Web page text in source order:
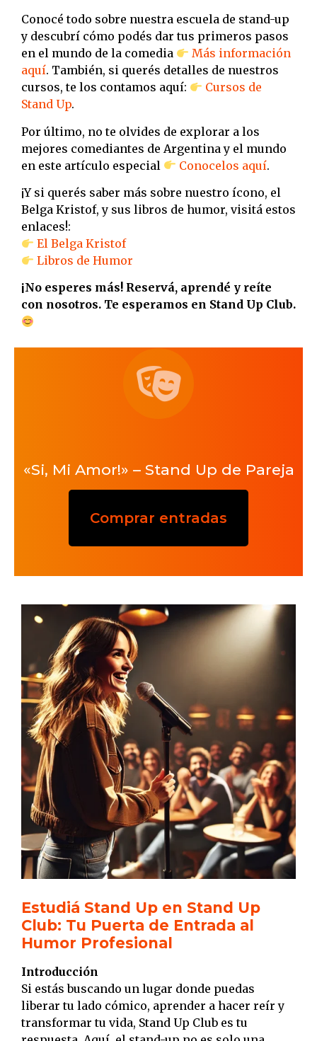
Conocé todo sobre nuestra escuela de stand-up
y descubrí cómo podés dar tus primeros pasos
en el mundo de la comedia
Más información
aquí. También, si querés detalles de nuestros
cursos, te los contamos aquí:
Cursos de
Stand Up.
Por último, no te olvides de explorar a los
mejores comediantes de Argentina y el mundo
en este artículo especial
Conocelos aquí.
¡Y si querés saber más sobre nuestro ícono, el
Belga Kristof, y sus libros de humor, visitá estos
enlaces!:
El Belga Kristof
Libros de Humor
¡No esperes más! Reservá, aprendé y reíte
con nosotros. Te esperamos en Stand Up Club.
«Si, Mi Amor!» – Stand Up de Pareja
Comprar entradas
Estudiá Stand Up en Stand Up
Club: Tu Puerta de Entrada al
Humor Profesional
Introducción
Si estás buscando un lugar donde puedas
liberar tu lado cómico, aprender a hacer reír y
transformar tu vida, Stand Up Club es tu